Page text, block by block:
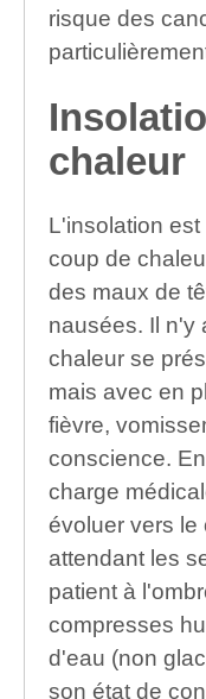
risque des
chaleur
L'insolation
coup de
des maux de
nausées. Il n'y
chaleur se
mais avec en
fièvre,
conscience.
charge
évoluer vers le
attendant les
patient à
compresses
d'eau (non
son état de